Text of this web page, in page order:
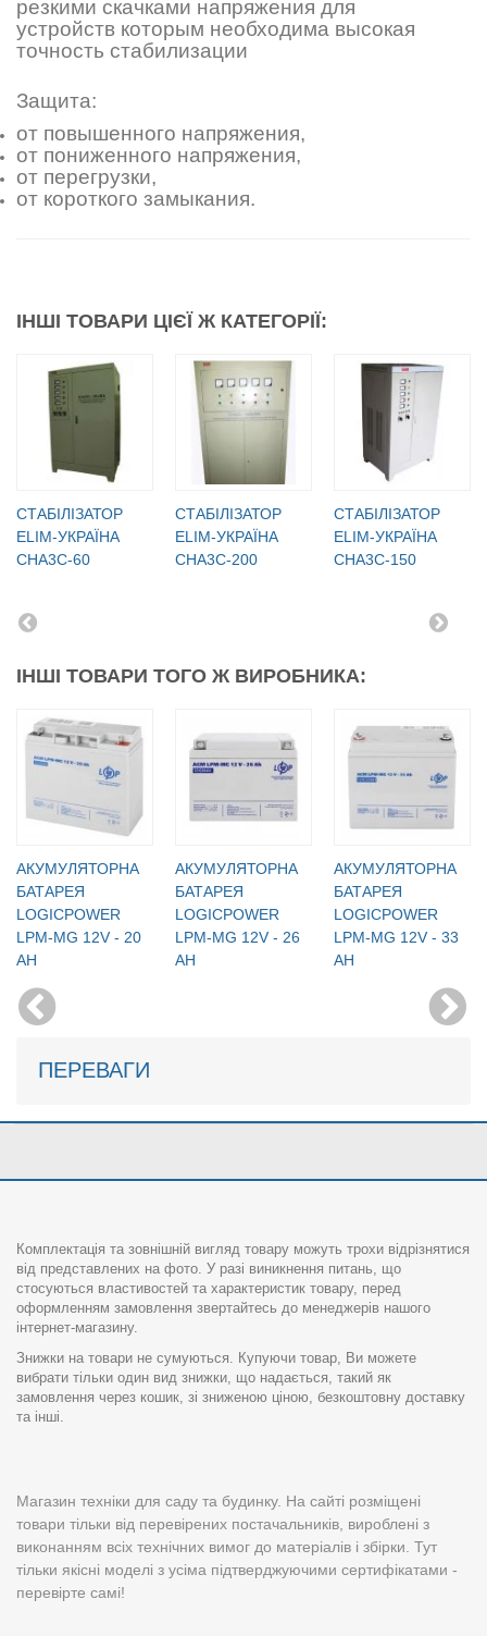
резкими скачками напряжения для
устройств которым необходима высокая
точность стабилизации
Защита:
от повышенного напряжения,
от пониженного напряжения,
от перегрузки,
от короткого замыкания.
ІНШІ ТОВАРИ ЦІЄЇ Ж КАТЕГОРІЇ:
СТАБІЛІЗАТОР
ELIM-УКРАЇНА
СНА3С-60
СТАБІЛІЗАТОР
ELIM-УКРАЇНА
СНА3С-200
СТАБІЛІЗАТОР
ELIM-УКРАЇНА
СНА3С-150
ІНШІ ТОВАРИ ТОГО Ж ВИРОБНИКА:
АКУМУЛЯТОРНА
БАТАРЕЯ
LOGICPOWER
LPM-MG 12V - 20
AH
АКУМУЛЯТОРНА
БАТАРЕЯ
LOGICPOWER
LPM-MG 12V - 26
AH
АКУМУЛЯТОРНА
БАТАРЕЯ
LOGICPOWER
LPM-MG 12V - 33
AH
ПЕРЕВАГИ
Комплектація та зовнішній вигляд товару можуть трохи відрізнятися
від представлених на фото. У разі виникнення питань, що
стосуються властивостей та характеристик товару, перед
оформленням замовлення звертайтесь до менеджерів нашого
інтернет-магазину.
Знижки на товари не сумуються. Купуючи товар, Ви можете
вибрати тільки один вид знижки, що надається, такий як
замовлення через кошик, зі зниженою ціною, безкоштовну доставку
та інші.
Магазин техніки для саду та будинку. На сайті розміщені
товари тільки від перевірених постачальників, вироблені з
виконанням всіх технічних вимог до матеріалів і збірки. Тут
тільки якісні моделі з усіма підтверджуючими сертифікатами -
перевірте самі!